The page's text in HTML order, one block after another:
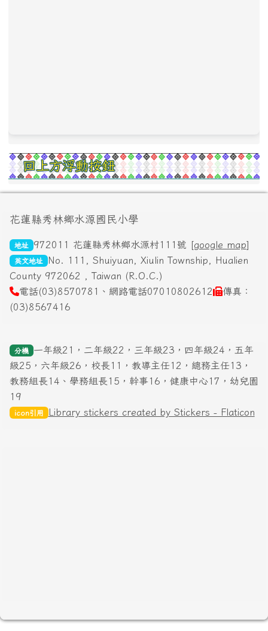
回上方浮動按鈕
花蓮縣秀林鄉水源國民小學
地址 972011 花蓮縣秀林鄉水源村111號 [google map]
英文地址
No. 111, Shuiyuan, Xiulin Township, Hualien
County 972062 , Taiwan (R.O.C.)
電話(03)8570781、網路電話07010802612
傳真：
(03)8567416
分機
一年級21，二年級22，三年級23，四年級24，五年
級25，六年級26，校長11，教導主任12，總務主任13，
教務組長14、學務組長15，幹事16，健康中心17，幼兒園
19
icon引用 Library stickers created by Stickers - Flaticon